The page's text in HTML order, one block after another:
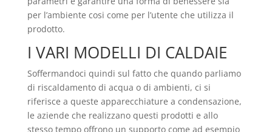
per l’ambiente cosi come per l’utente che utilizza il
prodotto.
I VARI MODELLI DI CALDAIE
Soffermandoci quindi sul fatto che quando parliamo
di riscaldamento di acqua o di ambienti, ci si
riferisce a queste apparecchiature a condensazione,
le aziende che realizzano questi prodotti e allo
stesso tempo offrono un supporto come ad esempio